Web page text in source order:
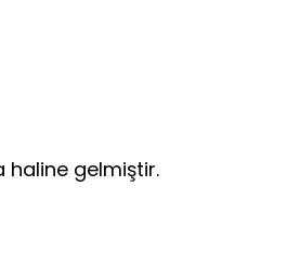
haline gelmiştir.